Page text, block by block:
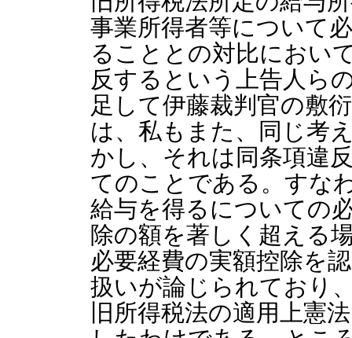
事業所得者等について
ることとの対比におい
反するという上告人ら
足して伊藤裁判官の敷
は、私もまた、同じ考
かし、それは同条項違
てのことである。すな
給与を得るについての
除の額を著しく超える
必要経費の実額控除を
扱いが論じられており
旧所得税法の適用上憲